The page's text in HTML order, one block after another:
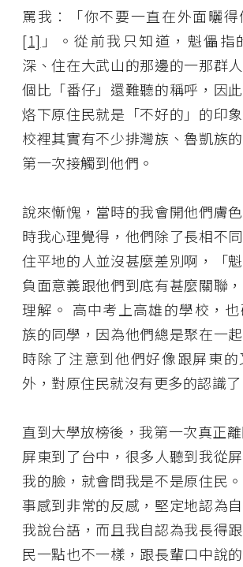
罵我：「你不要一直在外面曬得
[1] 」。從前我只知道，魁儡指
深、住在大武山的那邊的一那群
個比「番仔」還難聽的稱呼，因
烙下原住民就是「不好的」的印
校裡其實有不少排灣族、魯凱族
第一次接觸到他們。
說來慚愧，當時的我會開他們膚
時我心理覺得，他們除了長相不
住平地的人並沒甚麼差別啊，「
負面意義跟他們到底有甚麼關聯
理解。 高中考上高雄的學校，
族的同學，因為他們總是聚在一
時除了注意到他們好像跟屏東
外，對原住民就沒有更多的認識了
直到大學放榜後，我第一次真正
屏東到了台中，很多人聽到我從
我的臉，就會問我是不是原住民
事感到非常的反感，堅定地認為
我說台語，而且我自認為我長得
民一點也不一樣，跟長輩口中說